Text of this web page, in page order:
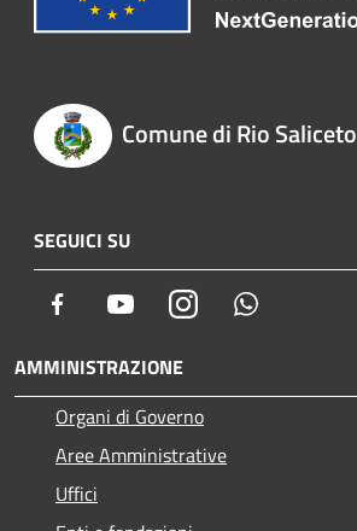
Comune di Rio Saliceto
SEGUICI SU
Facebook YoutubeInstagram
AMMINISTRAZIONE
Organi di Governo
Aree Amministrative
Uffici